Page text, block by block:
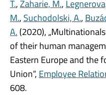
T.,Zaharie, M.,
M., Suchodolski, A.,
A. (2020),
of their human
Eastern Europe and the
Union“, Employee
608.